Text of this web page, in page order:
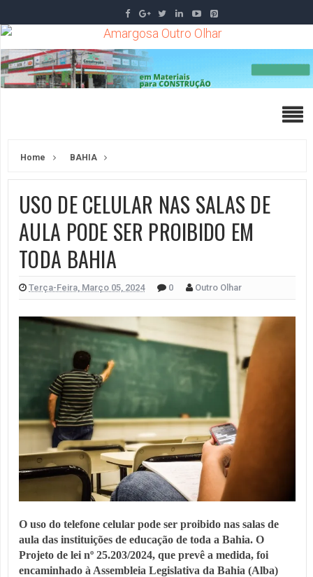
Home BAHIA
USO DE CELULAR NAS SALAS DE
AULA PODE SER PROIBIDO EM
TODA BAHIA
Terça-Feira, Março 05, 2024 0 Outro Olhar
O uso do telefone celular pode ser proibido nas salas de
aula das instituições de educação de toda a Bahia. O
Projeto de lei nº 25.203/2024, que prevê a medida, foi
encaminhado à Assembleia Legislativa da Bahia (Alba)